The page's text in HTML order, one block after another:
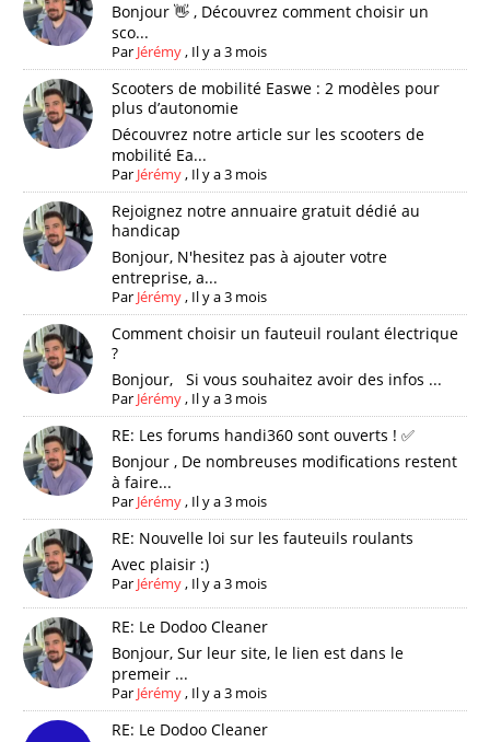
Bonjour 👋 , Découvrez comment choisir un
sco...
Par Jérémy, Il y a 3 mois
Scooters de mobilité Easwe : 2 modèles pour
plus d’autonomie
Découvrez notre article sur les scooters de
mobilité Ea...
Par Jérémy, Il y a 3 mois
Rejoignez notre annuaire gratuit dédié au
handicap
Bonjour, N'hesitez pas à ajouter votre
entreprise, a...
Par Jérémy, Il y a 3 mois
Comment choisir un fauteuil roulant électrique
?
Bonjour, Si vous souhaitez avoir des infos ...
Par Jérémy, Il y a 3 mois
RE: Les forums handi360 sont ouverts ! ✅
Bonjour , De nombreuses modifications restent
à faire...
Par Jérémy, Il y a 3 mois
RE: Nouvelle loi sur les fauteuils roulants
Avec plaisir :)
Par Jérémy, Il y a 3 mois
RE: Le Dodoo Cleaner
Bonjour, Sur leur site, le lien est dans le
premeir ...
Par Jérémy, Il y a 3 mois
RE: Le Dodoo Cleaner